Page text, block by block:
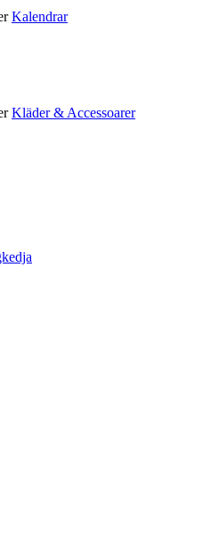
Kalendrar
Kläder & Accessoarer